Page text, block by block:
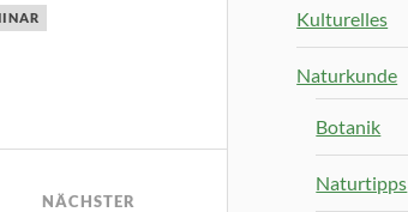
NÄCHSTER
Kulturelles
Naturkunde
Botanik
Naturtipps